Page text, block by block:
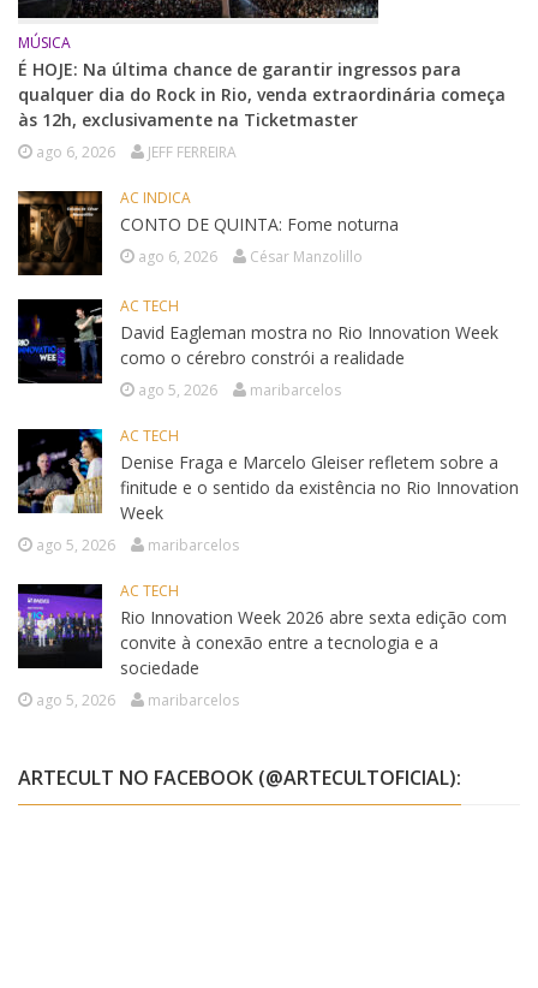
MÚSICA
É HOJE: Na última chance de garantir ingressos para
qualquer dia do Rock in Rio, venda extraordinária começa
às 12h, exclusivamente na Ticketmaster
ago 6, 2026 JEFF FERREIRA
AC INDICA
CONTO DE QUINTA: Fome noturna
ago 6, 2026 César Manzolillo
AC TECH
David Eagleman mostra no Rio Innovation Week
como o cérebro constrói a realidade
ago 5, 2026 maribarcelos
AC TECH
Denise Fraga e Marcelo Gleiser refletem sobre a
finitude e o sentido da existência no Rio Innovation
Week
ago 5, 2026 maribarcelos
AC TECH
Rio Innovation Week 2026 abre sexta edição com
convite à conexão entre a tecnologia e a
sociedade
ago 5, 2026 maribarcelos
ARTECULT NO FACEBOOK (@ARTECULTOFICIAL):